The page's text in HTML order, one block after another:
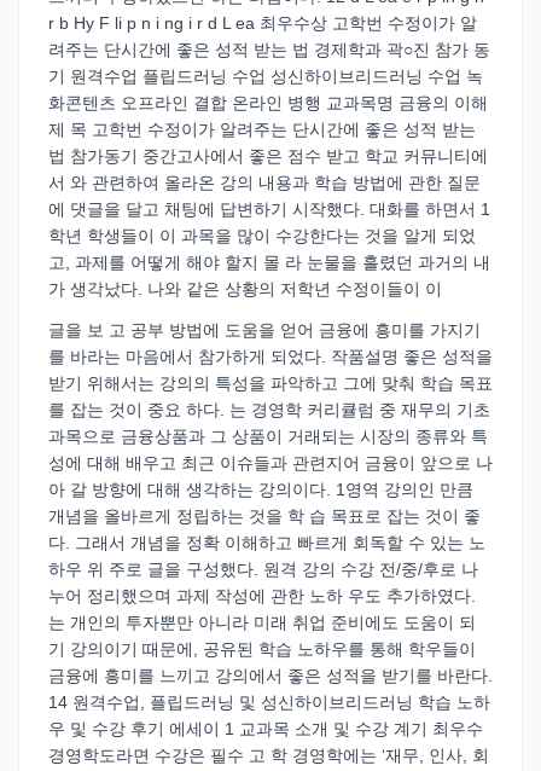
r b Hy F li p n i ng i r d L ea 최우수상 고학번 수정이가 알
려주는 단시간에 좋은 성적 받는 법 경제학과 곽○진 참가 동
기 원격수업 플립드러닝 수업 성신하이브리드러닝 수업 녹
화콘텐츠 오프라인 결합 온라인 병행 교과목명 금융의 이해
제 목 고학번 수정이가 알려주는 단시간에 좋은 성적 받는
법 참가동기 중간고사에서 좋은 점수 받고 학교 커뮤니티에
서 와 관련하여 올라온 강의 내용과 학습 방법에 관한 질문
에 댓글을 달고 채팅에 답변하기 시작했다. 대화를 하면서 1
학년 학생들이 이 과목을 많이 수강한다는 것을 알게 되었
고, 과제를 어떻게 해야 할지 몰 라 눈물을 흘렸던 과거의 내
가 생각났다. 나와 같은 상황의 저학년 수정이들이 이
글을 보 고 공부 방법에 도움을 얻어 금융에 흥미를 가지기
를 바라는 마음에서 참가하게 되었다. 작품설명 좋은 성적을
받기 위해서는 강의의 특성을 파악하고 그에 맞춰 학습 목표
를 잡는 것이 중요 하다. 는 경영학 커리큘럼 중 재무의 기초
과목으로 금융상품과 그 상품이 거래되는 시장의 종류와 특
성에 대해 배우고 최근 이슈들과 관련지어 금융이 앞으로 나
아 갈 방향에 대해 생각하는 강의이다. 1영역 강의인 만큼
개념을 올바르게 정립하는 것을 학 습 목표로 잡는 것이 좋
다. 그래서 개념을 정확 이해하고 빠르게 회독할 수 있는 노
하우 위 주로 글을 구성했다. 원격 강의 수강 전/중/후로 나
누어 정리했으며 과제 작성에 관한 노하 우도 추가하였다.
는 개인의 투자뿐만 아니라 미래 취업 준비에도 도움이 되
기 강의이기 때문에, 공유된 학습 노하우를 통해 학우들이
금융에 흥미를 느끼고 강의에서 좋은 성적을 받기를 바란다.
14 원격수업, 플립드러닝 및 성신하이브리드러닝 학습 노하
우 및 수강 후기 에세이 1 교과목 소개 및 수강 계기 최우수
경영학도라면 수강은 필수 고 학 경영학에는 ‘재무, 인사, 회